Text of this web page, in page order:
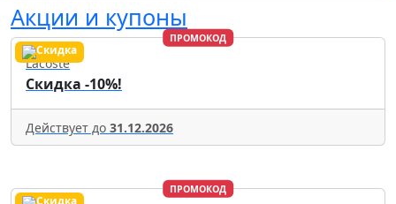
Акции и купоны
ПРОМОКОД
Lacoste
Скидка -10%!
Действует до 31.12.2026
ПРОМОКОД